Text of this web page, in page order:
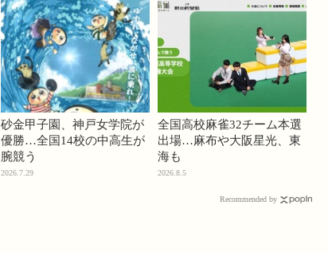
砂金甲子園、神戸女学院が
優勝…全国14校の中高生が
腕競う
2026.7.29
全国高校麻雀32チーム本選
出場…麻布や大阪星光、東
海も
2026.8.5
Recommended by